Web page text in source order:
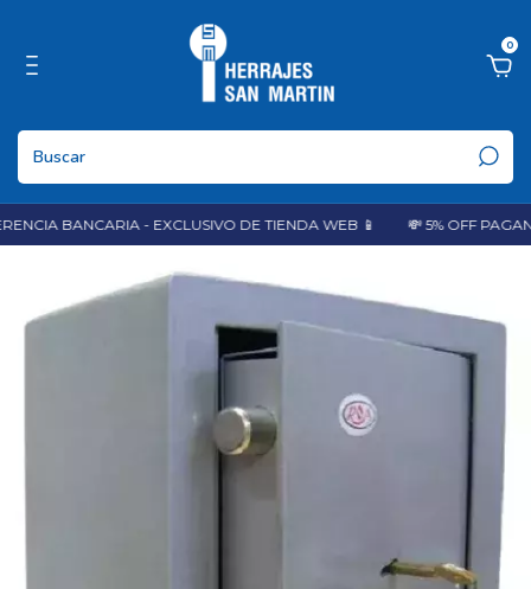
0
BANCARIA - EXCLUSIVO DE TIENDA WEB 📱 💸 5% OFF